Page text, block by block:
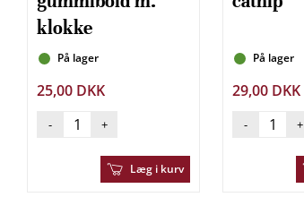
klokke
På lager
25,00 DKK
- +
Læg i kurv
På lager
29,00 DKK
- +